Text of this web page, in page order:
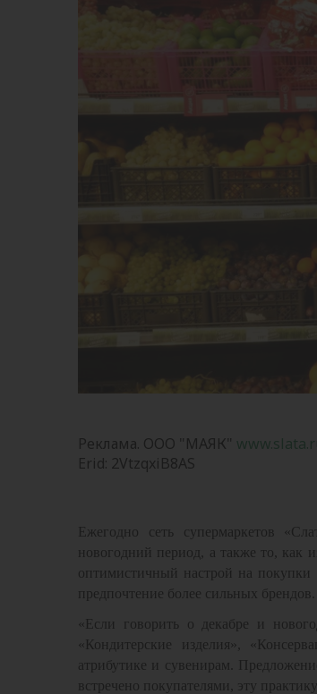
Реклама. ООО "МАЯК"
Erid: 2VtzqxiB8AS
Ежегодно сеть супермаркетов
новогодний период, а также то,
оптимистичный настрой на покупки
предпочтение более сильных брендов.
«Если говорить о декабре и
«Кондитерские изделия»,
атрибутике и сувенирам.
встречено покупателями, эту